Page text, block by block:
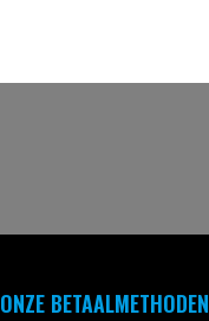
ONZE BETAALMETHODEN